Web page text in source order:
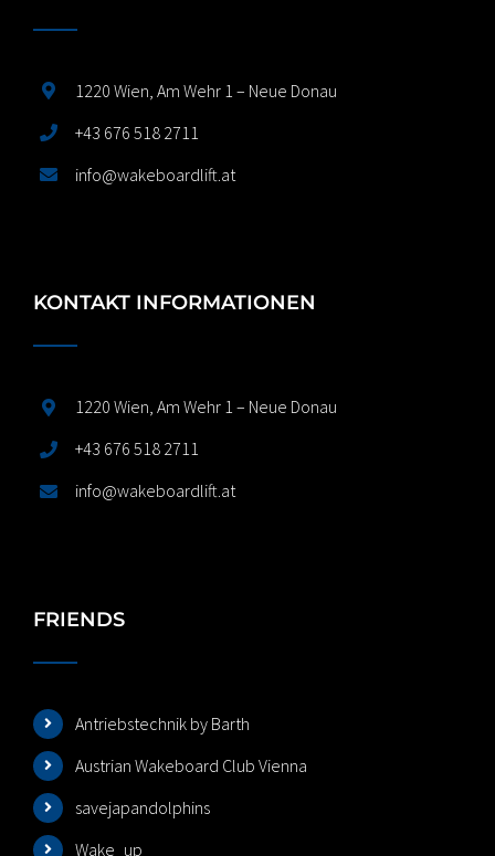
1220 Wien, Am Wehr 1 – Neue Donau
+43 676 518 2711
info@wakeboardlift.at
KONTAKT INFORMATIONEN
1220 Wien, Am Wehr 1 – Neue Donau
+43 676 518 2711
info@wakeboardlift.at
FRIENDS
Antriebstechnik by Barth
Austrian Wakeboard Club Vienna
savejapandolphins
Wake_up